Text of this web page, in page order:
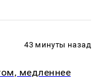
43 минуты назад
медленнее